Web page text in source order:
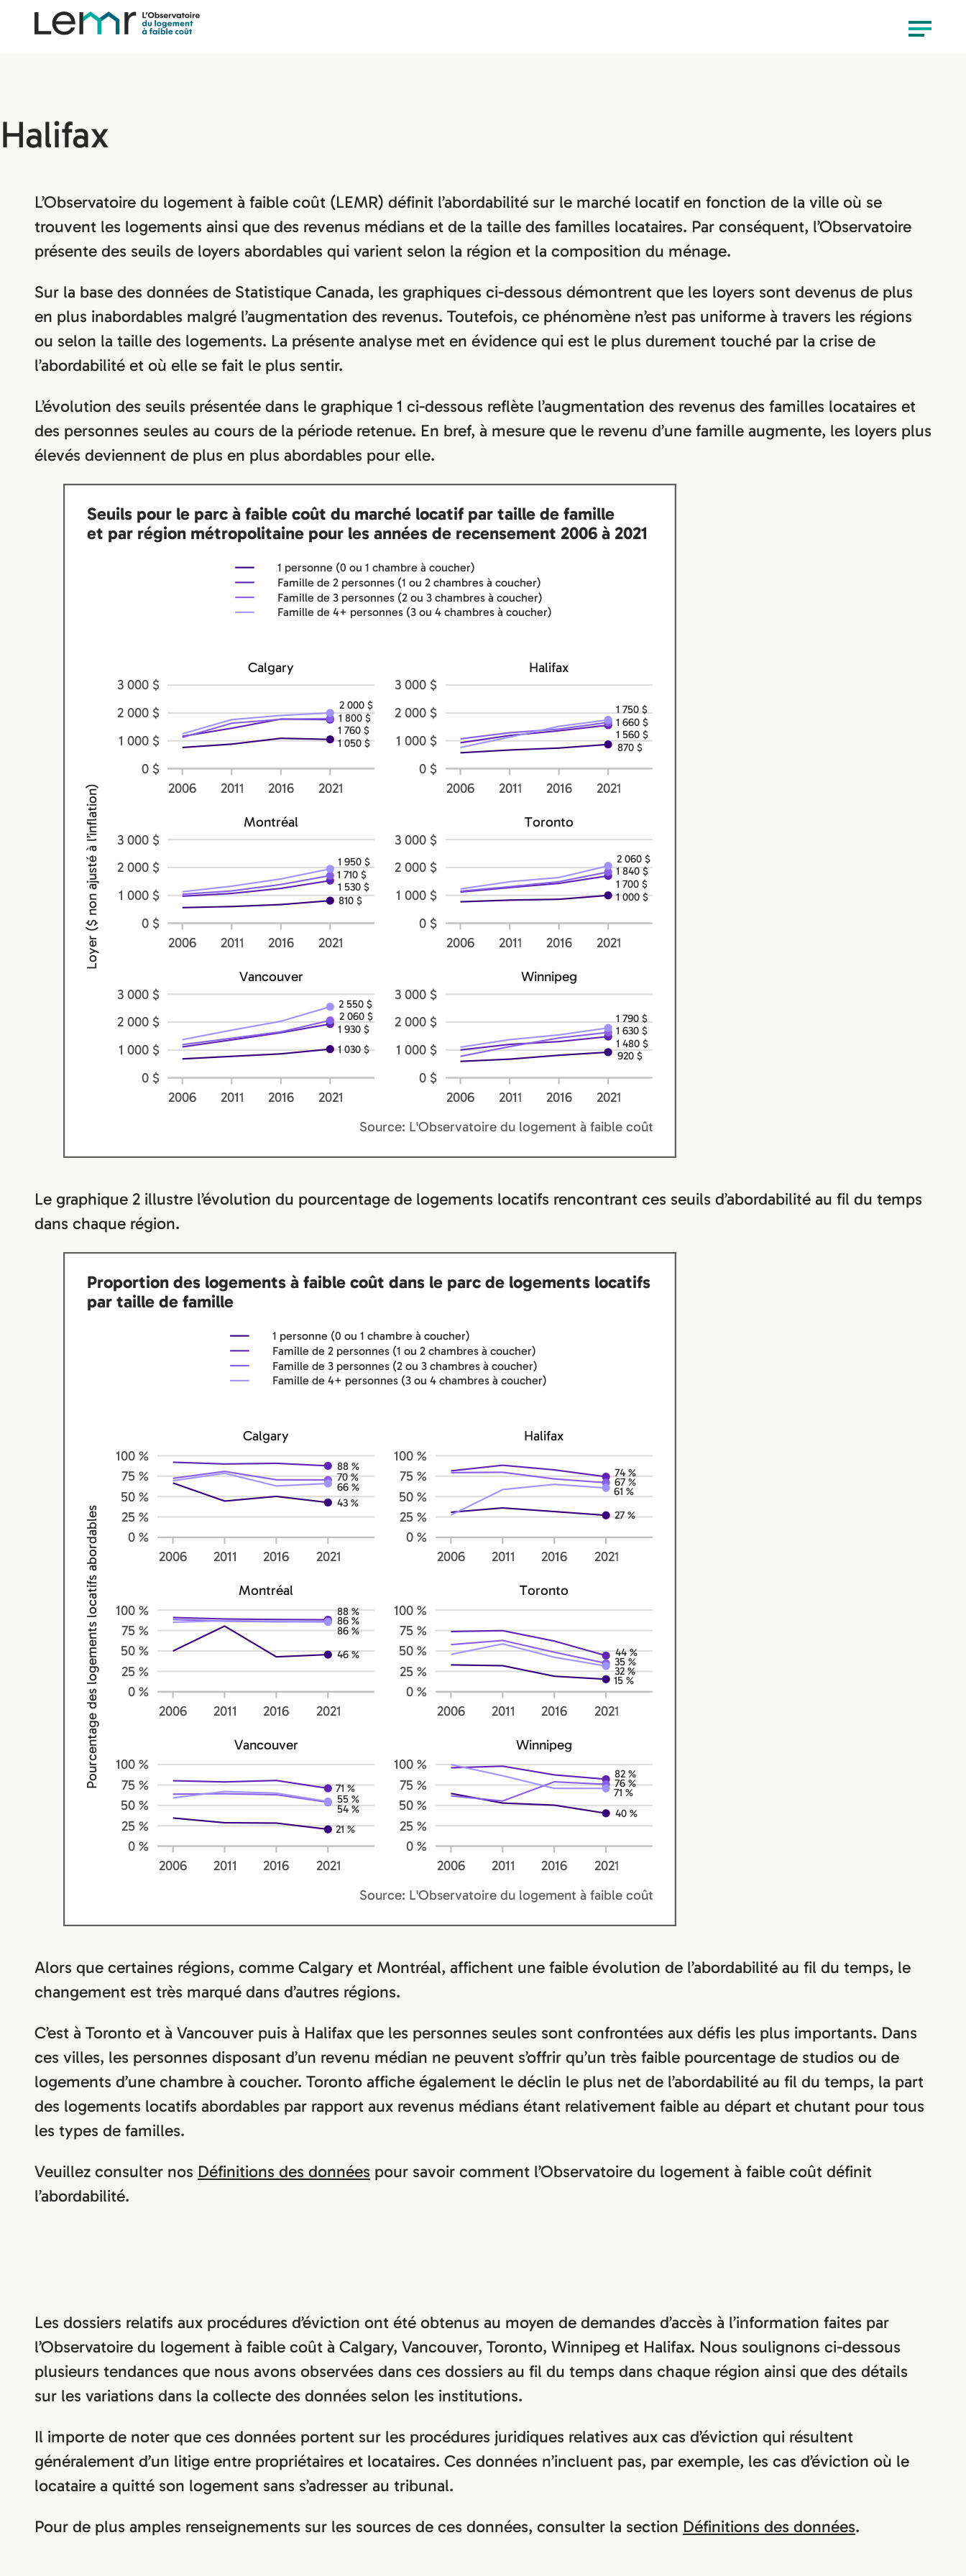
content
Observatoire
Menu
Halifax
L’Observatoire du logement à faible coût (LEMR) définit l’abordabilité sur le marché locatif en fonction de la ville où se
trouvent les logements ainsi que des revenus médians et de la taille des familles locataires. Par conséquent, l’Observatoire
présente des seuils de loyers abordables qui varient selon la région et la composition du ménage.
Sur la base des données de Statistique Canada, les graphiques ci-dessous démontrent que les loyers sont devenus de plus
en plus inabordables malgré l’augmentation des revenus. Toutefois, ce phénomène n’est pas uniforme à travers les régions
ou selon la taille des logements. La présente analyse met en évidence qui est le plus durement touché par la crise de
l’abordabilité et où elle se fait le plus sentir.
L’évolution des seuils présentée dans le graphique 1 ci-dessous reflète l’augmentation des revenus des familles locataires et
des personnes seules au cours de la période retenue. En bref, à mesure que le revenu d’une famille augmente, les loyers plus
élevés deviennent de plus en plus abordables pour elle.
Le graphique 2 illustre l’évolution du pourcentage de logements locatifs rencontrant ces seuils d’abordabilité au fil du temps
dans chaque région.
Alors que certaines régions, comme Calgary et Montréal, affichent une faible évolution de l’abordabilité au fil du temps, le
changement est très marqué dans d’autres régions.
C’est à Toronto et à Vancouver puis à Halifax que les personnes seules sont confrontées aux défis les plus importants. Dans
ces villes, les personnes disposant d’un revenu médian ne peuvent s’offrir qu’un très faible pourcentage de studios ou de
logements d’une chambre à coucher. Toronto affiche également le déclin le plus net de l’abordabilité au fil du temps, la part
des logements locatifs abordables par rapport aux revenus médians étant relativement faible au départ et chutant pour tous
les types de familles.
Veuillez consulter nos Définitions des données pour savoir comment l’Observatoire du logement à faible coût définit
l’abordabilité.
Les dossiers relatifs aux procédures d’éviction ont été obtenus au moyen de demandes d’accès à l’information faites par
l’Observatoire du logement à faible coût à Calgary, Vancouver, Toronto, Winnipeg et Halifax. Nous soulignons ci-dessous
plusieurs tendances que nous avons observées dans ces dossiers au fil du temps dans chaque région ainsi que des détails
sur les variations dans la collecte des données selon les institutions.
Il importe de noter que ces données portent sur les procédures juridiques relatives aux cas d’éviction qui résultent
généralement d’un litige entre propriétaires et locataires. Ces données n’incluent pas, par exemple, les cas d’éviction où le
locataire a quitté son logement sans s’adresser au tribunal.
Pour de plus amples renseignements sur les sources de ces données, consulter la section Définitions des données.